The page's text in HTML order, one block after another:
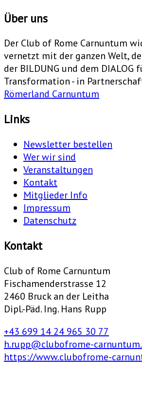
Über uns
Der Club of Rome Carnuntum
vernetzt mit der ganzen Welt,
der BILDUNG und dem DIALOG
Transformation - in
Römerland Carnuntum
Links
Newsletter bestellen
Wer wir sind
Veranstaltungen
Kontakt
Mitglieder Info
Impressum
Datenschutz
Kontakt
Club of Rome Carnuntum
Fischamenderstrasse 12
2460 Bruck an der Leitha
Dipl.-Päd. Ing. Hans Rupp
+43 699 14 24 965 30 77
h.rupp@clubofrome-
https://www.clubofrome-